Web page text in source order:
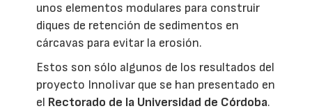
unos elementos modulares para construir
diques de retención de sedimentos en
cárcavas para evitar la erosión.
Estos son sólo algunos de los resultados del
proyecto Innolivar que se han presentado en
el Rectorado de la Universidad de Córdoba.